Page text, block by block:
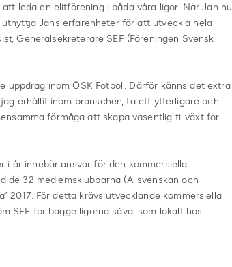
leda en elitförening i båda våra ligor. När Jan nu
Jans erfarenheter för att utveckla hela
Generalsekreterare SEF (Föreningen Svensk
inom ÖSK Fotboll. Därför känns det extra
erhållit inom branschen, ta ett ytterligare och
förmåga att skapa väsentlig tillväxt för
i år innebär ansvar för den kommersiella
de 32 medlemsklubbarna (Allsvenskan och
2017. För detta krävs utvecklande kommersiella
SEF för bägge ligorna såväl som lokalt hos